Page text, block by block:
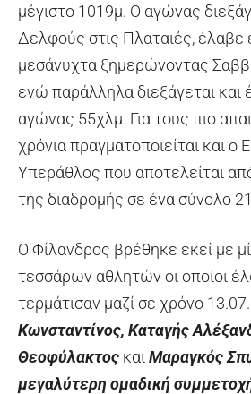
μέγιστο 1019μ. Ο αγώνας
Δελφούς στις Πλαταιές, έλαβε
μεσάνυχτα ξημερώνοντας
ενώ παράλληλα διεξάγεται και
αγώνας 55χλμ. Για τους πιο
χρόνια πραγματοποιείται και ο
Υπεράθλος που αποτελείται
της διαδρομής σε ένα σύνολο
Ο Φίλανδρος βρέθηκε εκεί με
τεσσάρων αθλητών οι οποίοι
τερμάτισαν μαζί σε χρόνο
Κωνσταντίνος, Καταγής
Θεοφύλακτος και Μαραγκός
μεγαλύτερη ομαδική